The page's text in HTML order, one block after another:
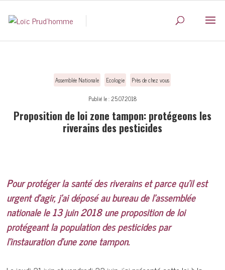
Assemblée Nationale Ecologie Près de chez vous
Publié le : 25.07.2018
Proposition de loi zone tampon: protégeons les
riverains des pesticides
Pour protéger la santé des riverains et parce qu’il est
urgent d’agir, j’ai déposé au bureau de l’assemblée
nationale le 13 juin 2018 une proposition de loi
protégeant la population des pesticides par
l’instauration d’une zone tampon.